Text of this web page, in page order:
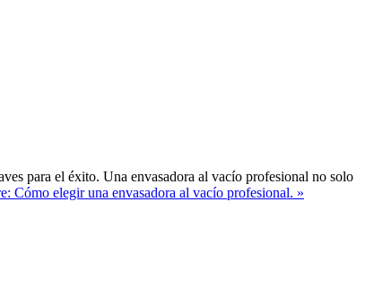
para el éxito. Una envasadora al vacío profesional no solo
Cómo elegir una envasadora al vacío profesional. »